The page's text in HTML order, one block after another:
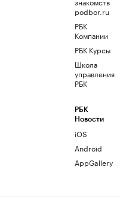
podbor.ru
РБК
Компании
РБК Курсы
Школа
управления
РБК
РБК
Новости
iOS
Android
AppGallery